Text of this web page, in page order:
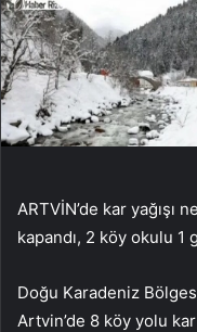
ARTVİN’de kar yağışı
kapandı, 2 köy okulu 1
Doğu Karadeniz
Artvin’de 8 köy yolu